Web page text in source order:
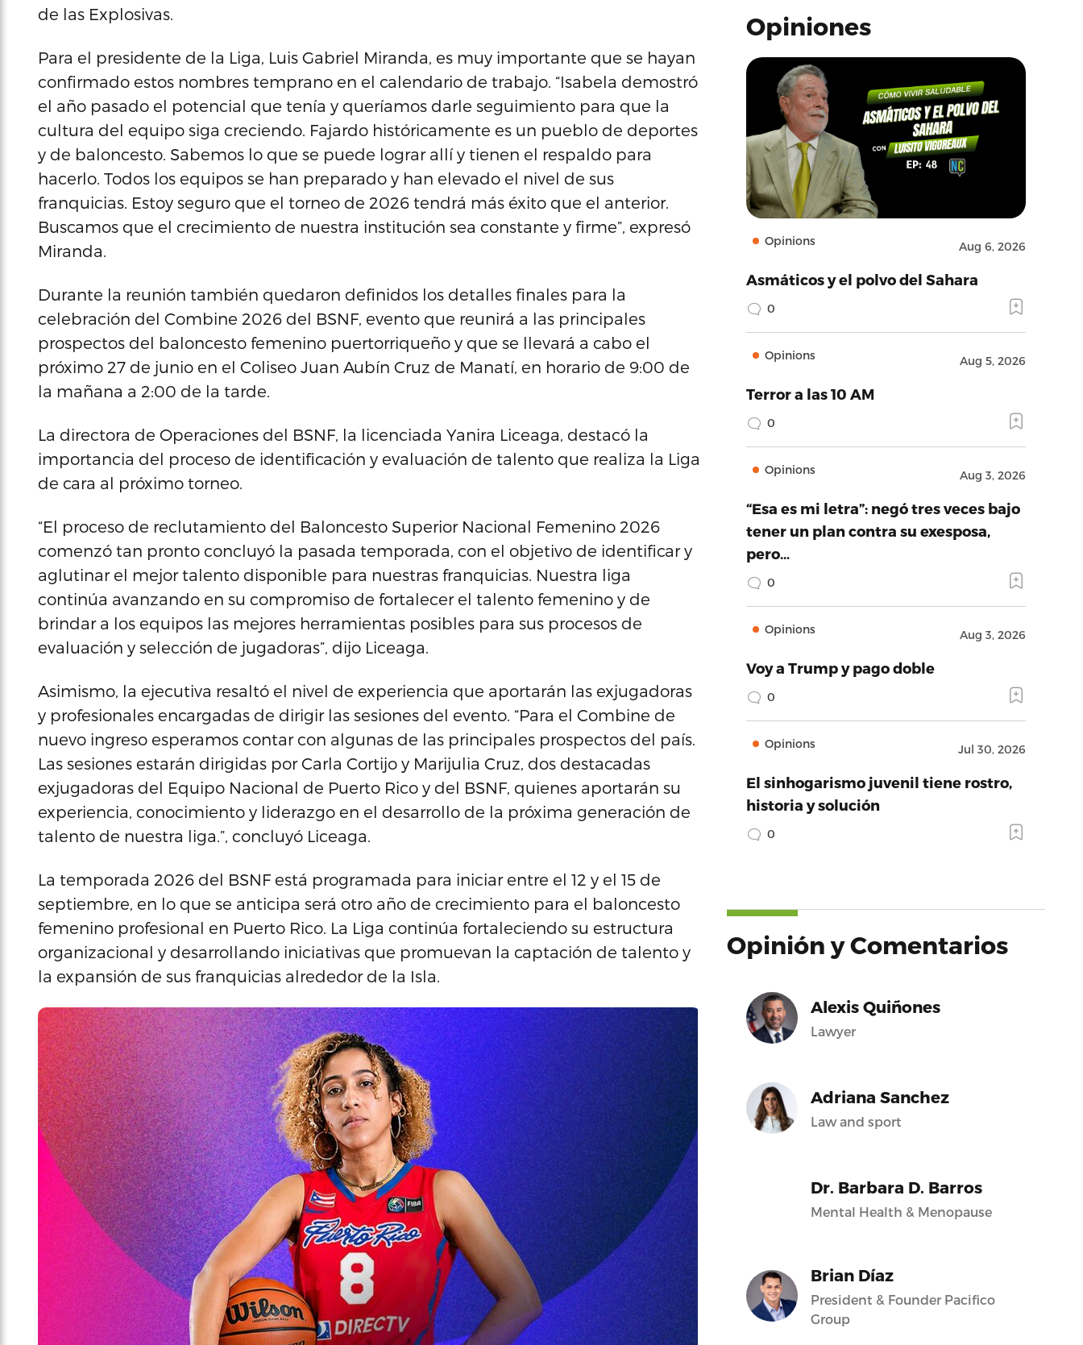
de las Explosivas.
Para el presidente de la Liga, Luis Gabriel Miranda, es muy importante que se hayan
confirmado estos nombres temprano en el calendario de trabajo. “Isabela demostró
el año pasado el potencial que tenía y queríamos darle seguimiento para que la
cultura del equipo siga creciendo. Fajardo históricamente es un pueblo de deportes
y de baloncesto. Sabemos lo que se puede lograr allí y tienen el respaldo para
hacerlo. Todos los equipos se han preparado y han elevado el nivel de sus
franquicias. Estoy seguro que el torneo de 2026 tendrá más éxito que el anterior.
Buscamos que el crecimiento de nuestra institución sea constante y firme”, expresó
Miranda.
Durante la reunión también quedaron definidos los detalles finales para la
celebración del Combine 2026 del BSNF, evento que reunirá a las principales
prospectos del baloncesto femenino puertorriqueño y que se llevará a cabo el
próximo 27 de junio en el Coliseo Juan Aubín Cruz de Manatí, en horario de 9:00 de
la mañana a 2:00 de la tarde.
La directora de Operaciones del BSNF, la licenciada Yanira Liceaga, destacó la
importancia del proceso de identificación y evaluación de talento que realiza la Liga
de cara al próximo torneo.
“El proceso de reclutamiento del Baloncesto Superior Nacional Femenino 2026
comenzó tan pronto concluyó la pasada temporada, con el objetivo de identificar y
aglutinar el mejor talento disponible para nuestras franquicias. Nuestra liga
continúa avanzando en su compromiso de fortalecer el talento femenino y de
brindar a los equipos las mejores herramientas posibles para sus procesos de
evaluación y selección de jugadoras”, dijo Liceaga.
Asimismo, la ejecutiva resaltó el nivel de experiencia que aportarán las exjugadoras
y profesionales encargadas de dirigir las sesiones del evento. “Para el Combine de
nuevo ingreso esperamos contar con algunas de las principales prospectos del país.
Las sesiones estarán dirigidas por Carla Cortijo y Marijulia Cruz, dos destacadas
exjugadoras del Equipo Nacional de Puerto Rico y del BSNF, quienes aportarán su
experiencia, conocimiento y liderazgo en el desarrollo de la próxima generación de
talento de nuestra liga.”, concluyó Liceaga.
La temporada 2026 del BSNF está programada para iniciar entre el 12 y el 15 de
septiembre, en lo que se anticipa será otro año de crecimiento para el baloncesto
femenino profesional en Puerto Rico. La Liga continúa fortaleciendo su estructura
organizacional y desarrollando iniciativas que promuevan la captación de talento y
la expansión de sus franquicias alrededor de la Isla.
Opiniones
Opinions Aug 6, 2026
Asmáticos y el polvo del Sahara
0
Opinions Aug 5, 2026
Terror a las 10 AM
0
Opinions Aug 3, 2026
“Esa es mi letra”: negó tres veces bajo
tener un plan contra su exesposa,
pero…
0
Opinions Aug 3, 2026
Voy a Trump y pago doble
0
Opinions Jul 30, 2026
El sinhogarismo juvenil tiene rostro,
historia y solución
0
Opinión y Comentarios
Alexis Quiñones
Lawyer
Adriana Sanchez
Law and sport
Dr. Barbara D. Barros
Mental Health & Menopause
Brian Díaz
President & Founder Pacifico
Group